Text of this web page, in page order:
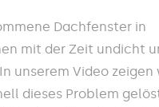
Dachfenster in
mit der Zeit undicht
unserem Video zeigen
dieses Problem